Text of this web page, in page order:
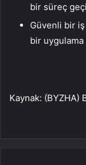
bir süreç
Güvenli bir
bir
Kaynak: (BYZHA)